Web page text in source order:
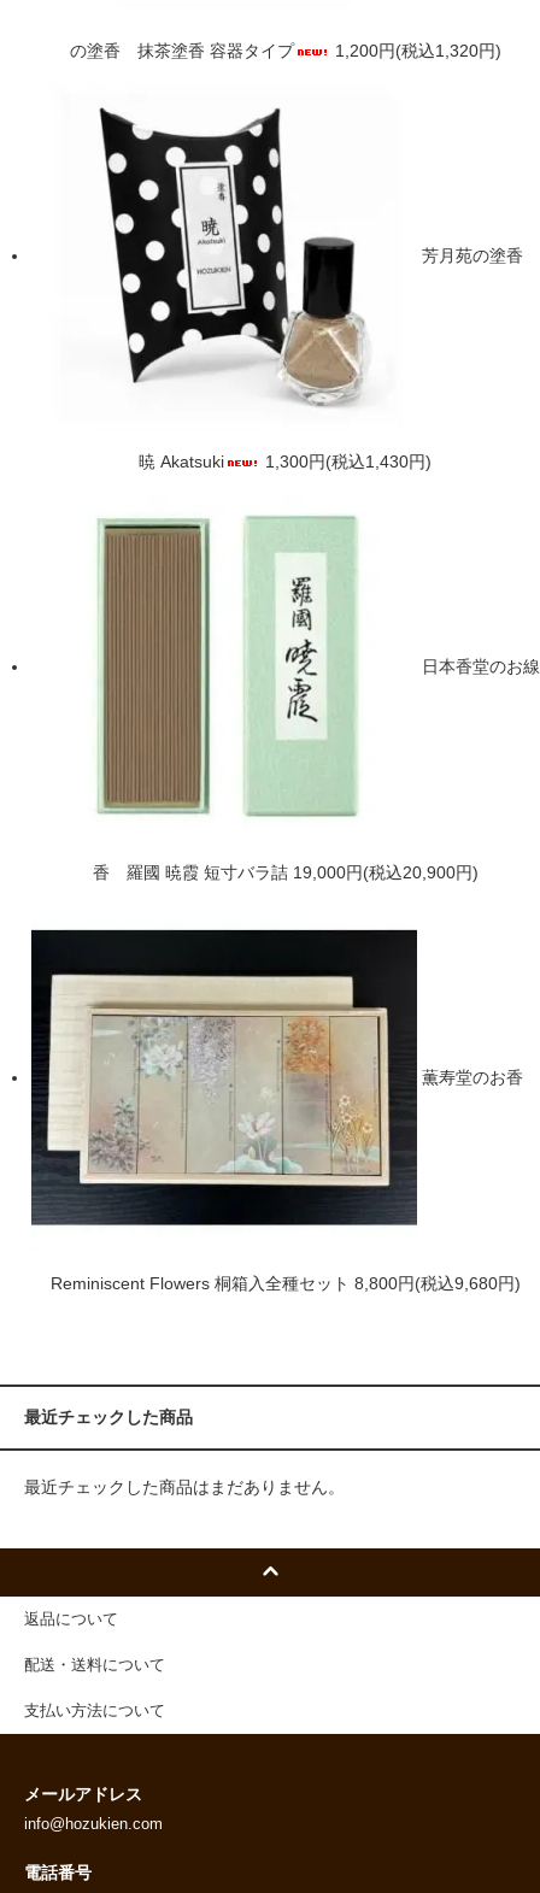
の塗香 抹茶塗香 容器タイプ 1,200円(税込1,320円)
芳月苑の塗香
暁 Akatsuki 1,300円(税込1,430円)
日本香堂のお線
香 羅國 暁霞 短寸バラ詰 19,000円(税込20,900円)
薫寿堂のお香
Reminiscent Flowers 桐箱入全種セット 8,800円(税込9,680円)
最近チェックした商品
最近チェックした商品はまだありません。
返品について
配送・送料について
支払い方法について
メールアドレス
info@hozukien.com
電話番号